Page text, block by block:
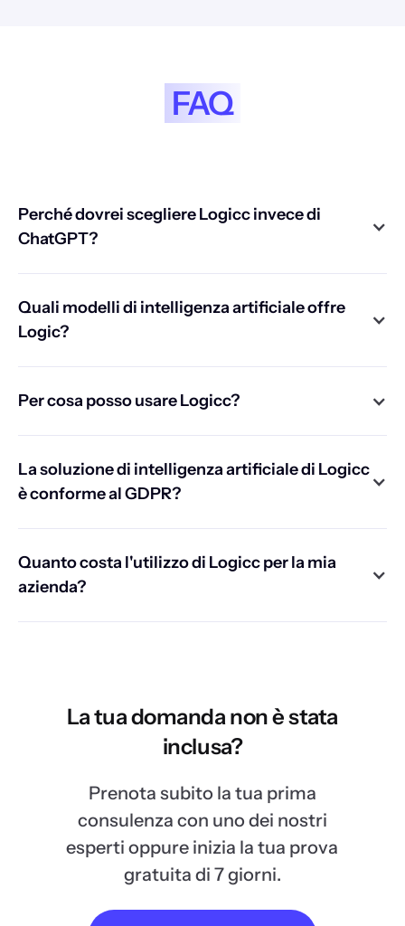
FAQ
Perché dovrei scegliere Logicc invece di
ChatGPT?
Quali modelli di intelligenza artificiale offre
Logic?
Per cosa posso usare Logicc?
La soluzione di intelligenza artificiale di Logicc
è conforme al GDPR?
Quanto costa l'utilizzo di Logicc per la mia
azienda?
La tua domanda non è stata
inclusa?
Prenota subito la tua prima
consulenza con uno dei nostri
esperti oppure inizia la tua prova
gratuita di 7 giorni.